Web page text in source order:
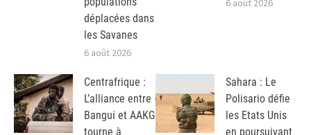
déplacées dans
les Savanes
6 août 2026
Centrafrique :
L’alliance entre
Bangui et AAKG
tourne à
Sahara : Le
Polisario défie
les Etats Unis
en poursuivant